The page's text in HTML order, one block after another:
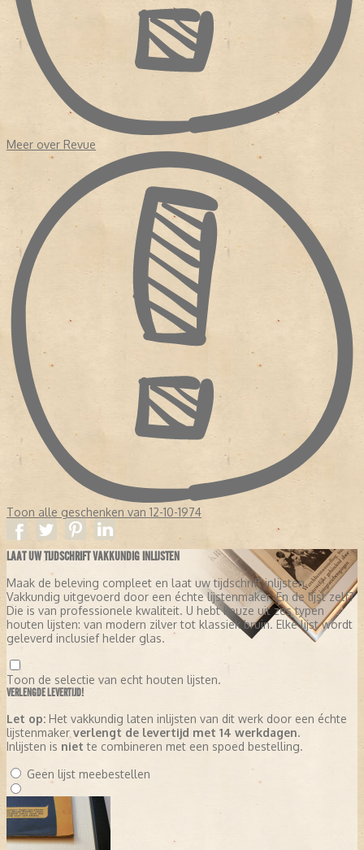
Meer over Revue
Toon alle geschenken van 12-10-1974
LAAT UW TIJDSCHRIFT VAKKUNDIG INLIJSTEN
Maak de beleving compleet en laat uw tijdschrift inlijsten.
Vakkundig uitgevoerd door een échte lijstenmaker. En de lijst zelf?
Die is van professionele kwaliteit. U hebt keuze uit zes typen
houten lijsten: van modern zilver tot klassiek bruin. Elke lijst wordt
geleverd inclusief helder glas.
Toon de selectie van echt houten lijsten.
VERLENGDE LEVERTIJD!
Let op: Het vakkundig laten inlijsten van dit werk door een échte
lijstenmaker verlengt de levertijd met 14 werkdagen.
Inlijsten is niet te combineren met een spoed bestelling.
Geen lijst meebestellen